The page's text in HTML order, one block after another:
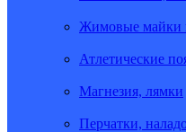
Жимовые майки
Атлетические
Магнезия, лямки
Перчатки,